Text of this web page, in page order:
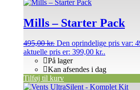
Mills – Starter Pack
495,00kr. Den oprindelige pris var:
aktuelle pris er: 399,00 kr..
På lager
Kan afsendes i dag
Tilføj til kurv